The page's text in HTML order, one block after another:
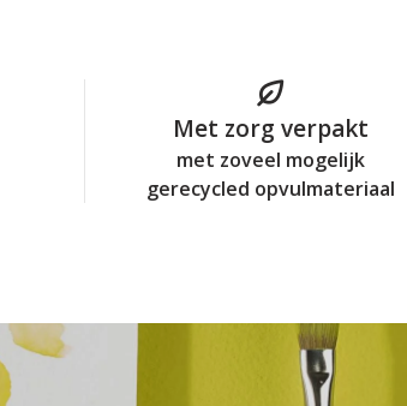
Met zorg verpakt
met zoveel mogelijk
gerecycled opvulmateriaal